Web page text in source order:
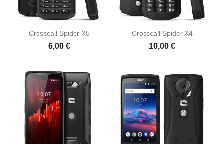
Crosscall Spider X5
6,00 €
Crosscall Spider X4
10,00 €